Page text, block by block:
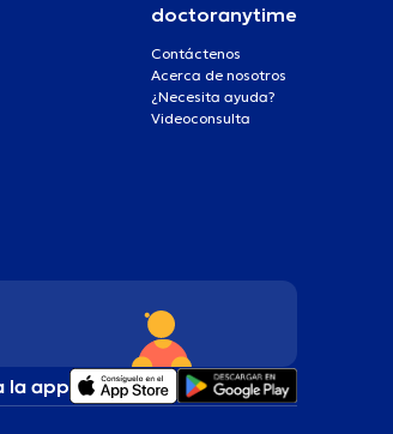
doctoranytime
Contáctenos
Acerca de nosotros
¿Necesita ayuda?
Videoconsulta
la app